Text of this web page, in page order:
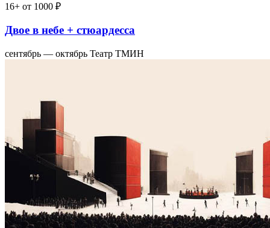
16+ от 1000 ₽
Двое в небе + стюардесса
сентябрь — октябрь Театр ТМИН